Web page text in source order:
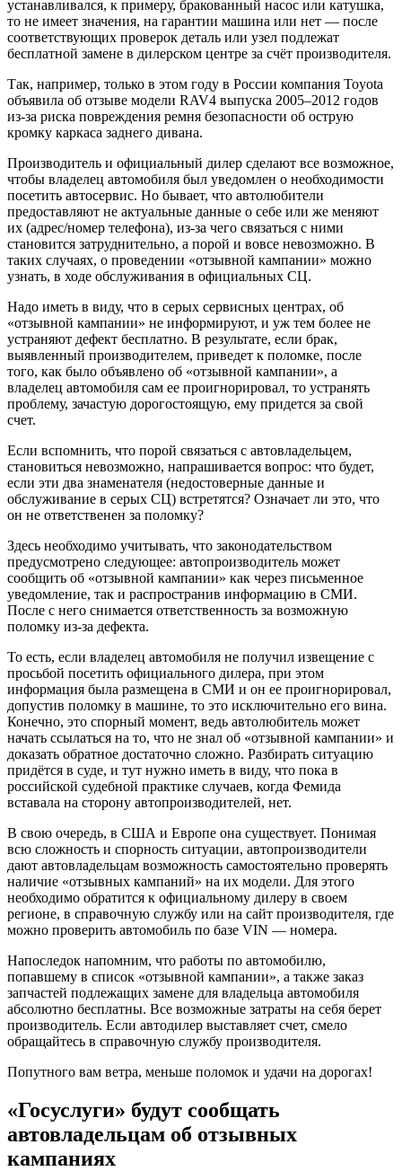
устанавливался, к примеру, бракованный насос или катушка,
то не имеет значения, на гарантии машина или нет — после
соответствующих проверок деталь или узел подлежат
бесплатной замене в дилерском центре за счёт производителя.
Так, например, только в этом году в России компания Toyota
объявила об отзыве модели RAV4 выпуска 2005–2012 годов
из-за риска повреждения ремня безопасности об острую
кромку каркаса заднего дивана.
Производитель и официальный дилер сделают все возможное,
чтобы владелец автомобиля был уведомлен о необходимости
посетить автосервис. Но бывает, что автолюбители
предоставляют не актуальные данные о себе или же меняют
их (адрес/номер телефона), из-за чего связаться с ними
становится затруднительно, а порой и вовсе невозможно. В
таких случаях, о проведении «отзывной кампании» можно
узнать, в ходе обслуживания в официальных СЦ.
Надо иметь в виду, что в серых сервисных центрах, об
«отзывной кампании» не информируют, и уж тем более не
устраняют дефект бесплатно. В результате, если брак,
выявленный производителем, приведет к поломке, после
того, как было объявлено об «отзывной кампании», а
владелец автомобиля сам ее проигнорировал, то устранять
проблему, зачастую дорогостоящую, ему придется за свой
счет.
Если вспомнить, что порой связаться с автовладельцем,
становиться невозможно, напрашивается вопрос: что будет,
если эти два знаменателя (недостоверные данные и
обслуживание в серых СЦ) встретятся? Означает ли это, что
он не ответственен за поломку?
Здесь необходимо учитывать, что законодательством
предусмотрено следующее: автопроизводитель может
сообщить об «отзывной кампании» как через письменное
уведомление, так и распространив информацию в СМИ.
После с него снимается ответственность за возможную
поломку из-за дефекта.
То есть, если владелец автомобиля не получил извещение с
просьбой посетить официального дилера, при этом
информация была размещена в СМИ и он ее проигнорировал,
допустив поломку в машине, то это исключительно его вина.
Конечно, это спорный момент, ведь автолюбитель может
начать ссылаться на то, что не знал об «отзывной кампании» и
доказать обратное достаточно сложно. Разбирать ситуацию
придётся в суде, и тут нужно иметь в виду, что пока в
российской судебной практике случаев, когда Фемида
вставала на сторону автопроизводителей, нет.
В свою очередь, в США и Европе она существует. Понимая
всю сложность и спорность ситуации, автопроизводители
дают автовладельцам возможность самостоятельно проверять
наличие «отзывных кампаний» на их модели. Для этого
необходимо обратится к официальному дилеру в своем
регионе, в справочную службу или на сайт производителя, где
можно проверить автомобиль по базе VIN — номера.
Напоследок напомним, что работы по автомобилю,
попавшему в список «отзывной кампании», а также заказ
запчастей подлежащих замене для владельца автомобиля
абсолютно бесплатны. Все возможные затраты на себя берет
производитель. Если автодилер выставляет счет, смело
обращайтесь в справочную службу производителя.
Попутного вам ветра, меньше поломок и удачи на дорогах!
«Госуслуги» будут сообщать
автовладельцам об отзывных
кампаниях